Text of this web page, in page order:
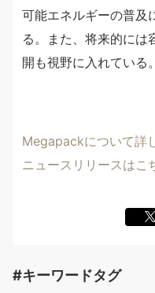
可能エネルギーの普及
る。また、将来的には
開も視野に入れている。
Megapackについて詳
ニュースリリースはこ
#キーワードタグ